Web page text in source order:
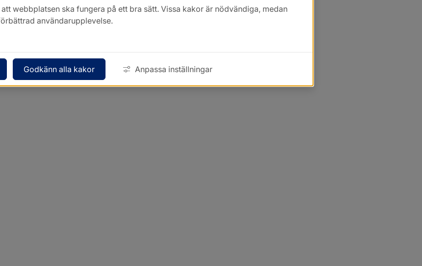
webbplatsen ska fungera på ett bra sätt. Vissa kakor är nödvändiga, medan
användarupplevelse.
Godkänn alla kakor Anpassa inställningar